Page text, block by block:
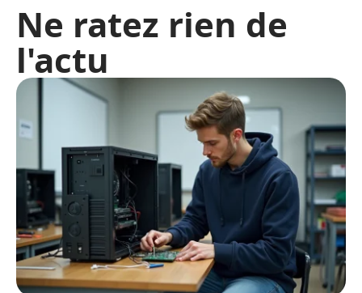
Ne ratez rien de
l'actu